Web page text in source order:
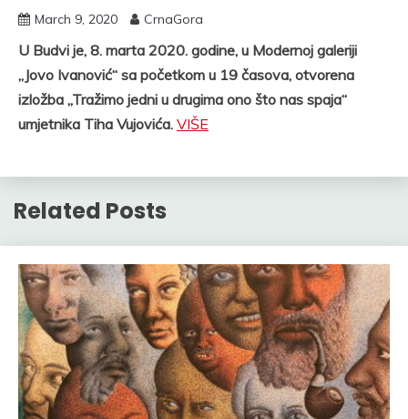
March 9, 2020 CrnaGora
U Budvi je, 8. marta 2020. godine, u Modernoj galeriji
„Jovo Ivanović“ sa početkom u 19 časova, otvorena
izložba „Tražimo jedni u drugima ono što nas spaja“
umjetnika Tiha Vujovića. VIŠE
Related Posts